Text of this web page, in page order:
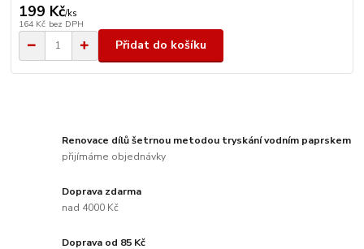
199 Kč/ks
164 Kč bez DPH
Přidat do košíku
Renovace dílů šetrnou metodou tryskání vodním paprskem
přijímáme objednávky
Doprava zdarma
nad 4000 Kč
Doprava od 85 Kč